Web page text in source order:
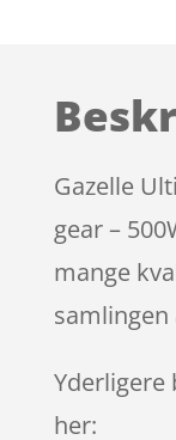
Gazelle
gear –
mange
Yderligere
her: